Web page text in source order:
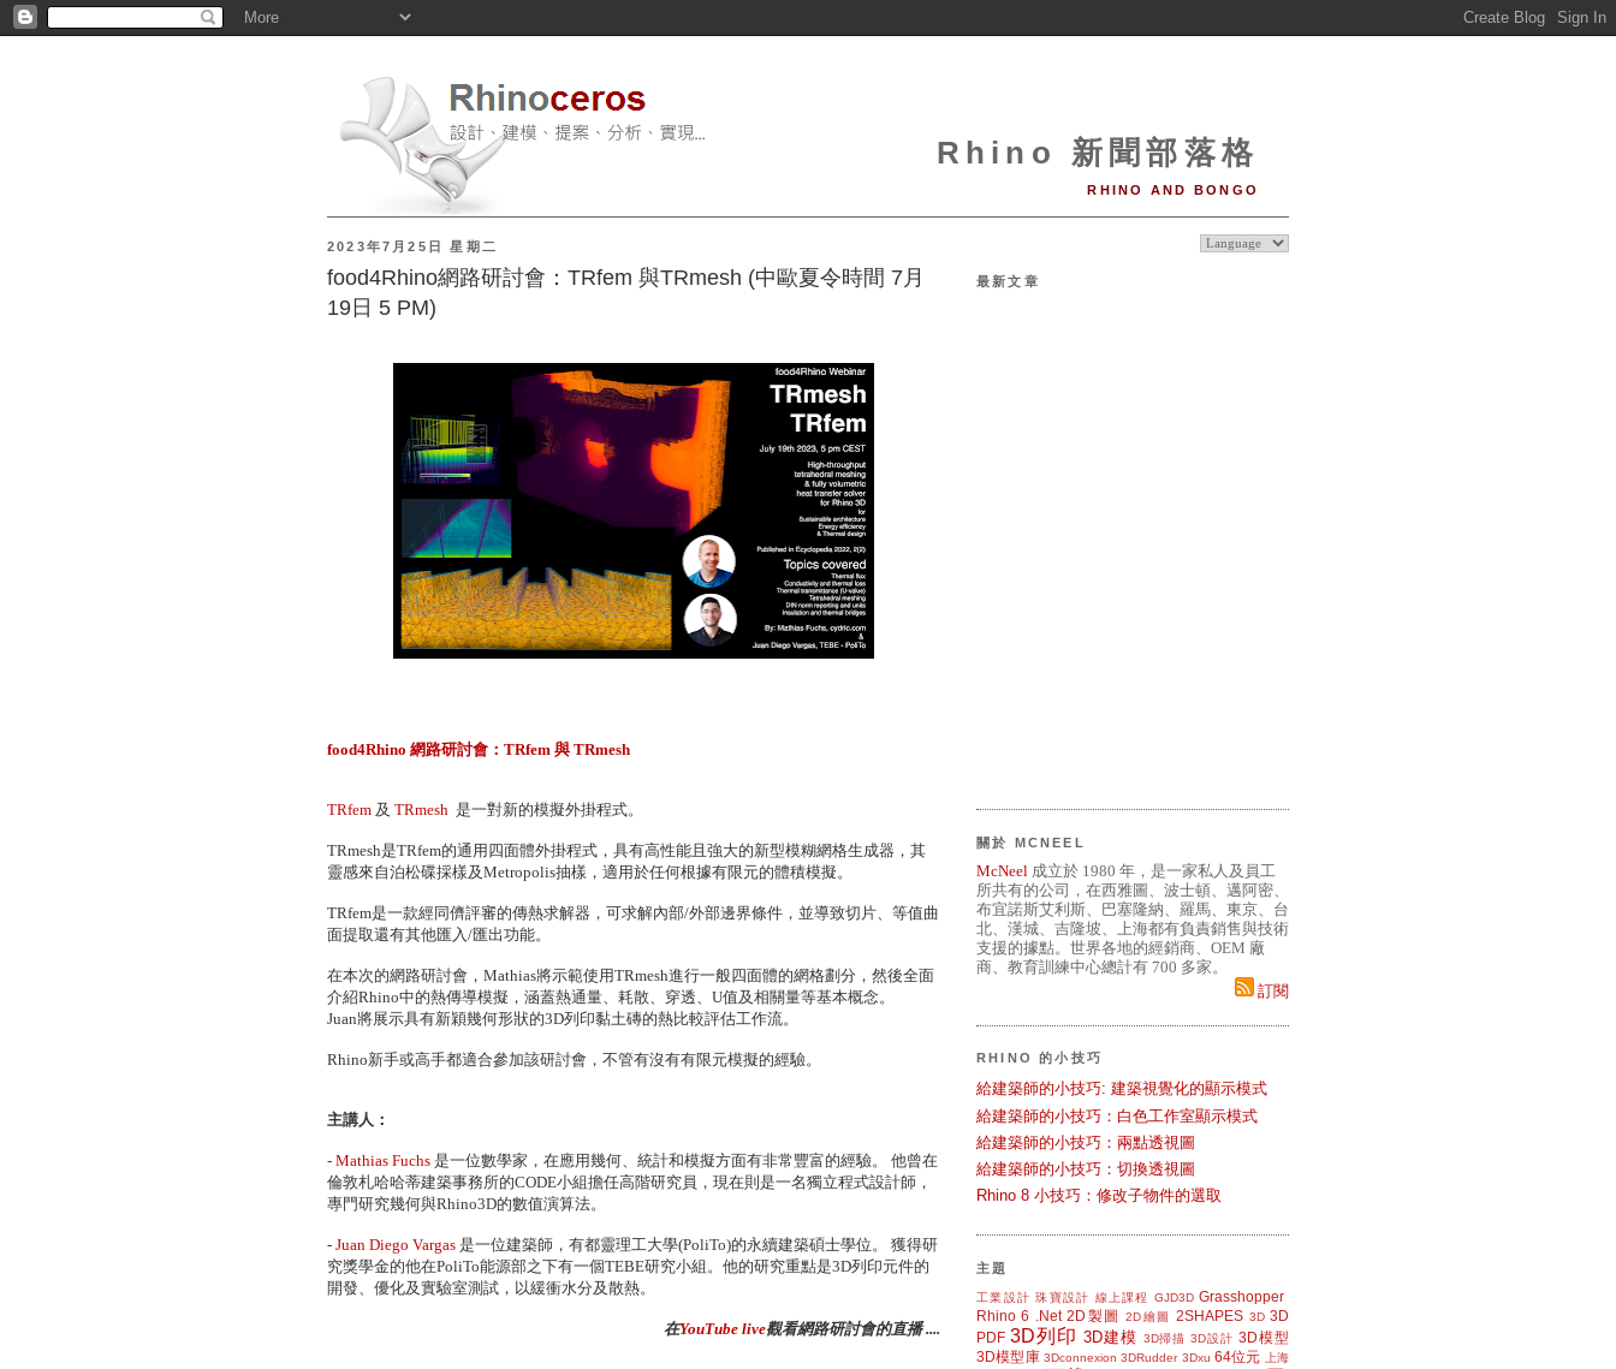
Rhino 新聞部落格
RHINO AND BONGO
2023年7月25日 星期二
food4Rhino網路研討會：TRfem 與TRmesh (中歐夏令時間 7月
19日 5 PM)
food4Rhino 網路研討會：TRfem 與 TRmesh
TRfem 及 TRmesh 是一對新的模擬外掛程式。
TRmesh是TRfem的通用四面體外掛程式，具有高性能且強大的新型模糊網格生成器，其
靈感來自泊松碟採樣及Metropolis抽樣，適用於任何根據有限元的體積模擬。
TRfem是一款經同儕評審的傳熱求解器，可求解內部/外部邊界條件，並導致切片、等值曲
面提取還有其他匯入/匯出功能。
在本次的網路研討會，Mathias將示範使用TRmesh進行一般四面體的網格劃分，然後全面
介紹Rhino中的熱傳導模擬，涵蓋熱通量、耗散、穿透、U值及相關量等基本概念。
Juan將展示具有新穎幾何形狀的3D列印黏土磚的熱比較評估工作流。
Rhino新手或高手都適合參加該研討會，不管有沒有有限元模擬的經驗。
主講人：
- Mathias Fuchs 是一位數學家，在應用幾何、統計和模擬方面有非常豐富的經驗。 他曾在
倫敦札哈哈蒂建築事務所的CODE小組擔任高階研究員，現在則是一名獨立程式設計師，
專門研究幾何與Rhino3D的數值演算法。
- Juan Diego Vargas 是一位建築師，有都靈理工大學(PoliTo)的永續建築碩士學位。 獲得研
究獎學金的他在PoliTo能源部之下有一個TEBE研究小組。他的研究重點是3D列印元件的
開發、優化及實驗室測試，以緩衝水分及散熱。
在YouTube live 觀看網路研討會的直播 ....
最新文章
關於 MCNEEL
McNeel 成立於 1980 年，是一家私人及員工
所共有的公司，在西雅圖、波士頓、邁阿密、
布宜諾斯艾利斯、巴塞隆納、羅馬、東京、台
北、漢城、吉隆坡、上海都有負責銷售與技術
支援的據點。世界各地的經銷商、OEM 廠
商、教育訓練中心總計有 700 多家。
訂閱
RHINO 的小技巧
給建築師的小技巧: 建築視覺化的顯示模式
給建築師的小技巧：白色工作室顯示模式
給建築師的小技巧：兩點透視圖
給建築師的小技巧：切換透視圖
Rhino 8 小技巧：修改子物件的選取
主題
工業設計 珠寶設計 線上課程 GJD3D Grasshopper
Rhino 6
.Net 2D製圖 2D繪圖 2SHAPES 3D 3D
PDF 3D列印 3D建模 3D掃描 3D設計 3D模型
3D模型庫 3Dconnexion 3DRudder 3Dxu 64位元
上海